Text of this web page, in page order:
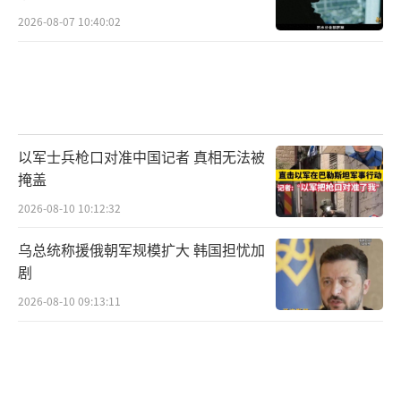
2026-08-07 10:40:02
以军士兵枪口对准中国记者 真相无法被
掩盖
2026-08-10 10:12:32
乌总统称援俄朝军规模扩大 韩国担忧加
剧
2026-08-10 09:13:11